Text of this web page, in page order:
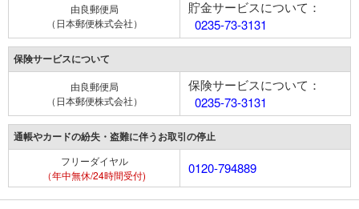
由良郵便局
（日本郵便株式会社）
貯金サービスについて：
0235-73-3131
保険サービスについて
由良郵便局
（日本郵便株式会社）
保険サービスについて：
0235-73-3131
通帳やカードの紛失・盗難に伴うお取引の停止
フリーダイヤル
（年中無休/24時間受付)
0120-794889